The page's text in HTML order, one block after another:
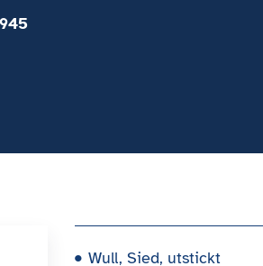
Wull, Sied, utstickt